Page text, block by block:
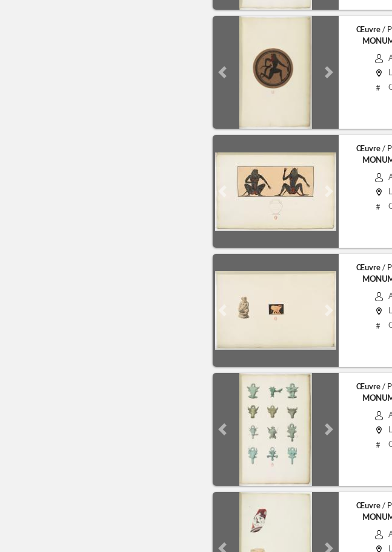
Previous slide Next slide
Œuvre/
#
Previous slide
Œuvre/
#
Previous slide
Œuvre/
#
Previous slide Next slide
Œuvre/
#
Œuvre/